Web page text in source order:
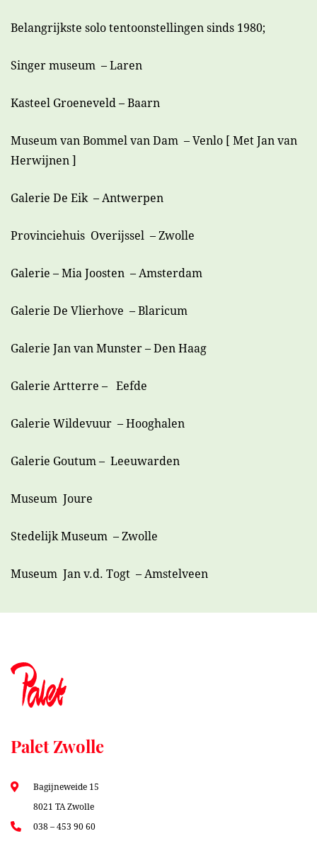
Belangrijkste solo tentoonstellingen sinds 1980;
Singer museum – Laren
Kasteel Groeneveld – Baarn
Museum van Bommel van Dam – Venlo [ Met Jan van
Herwijnen ]
Galerie De Eik – Antwerpen
Provinciehuis Overijssel – Zwolle
Galerie – Mia Joosten – Amsterdam
Galerie De Vlierhove – Blaricum
Galerie Jan van Munster – Den Haag
Galerie Artterre – Eefde
Galerie Wildevuur – Hooghalen
Galerie Goutum – Leeuwarden
Museum Joure
Stedelijk Museum – Zwolle
Museum Jan v.d. Togt – Amstelveen
Palet Zwolle
Bagijneweide 15
8021 TA Zwolle
038 – 453 90 60